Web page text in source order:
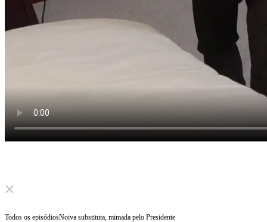
Click to unmute
Todos os episódiosNoiva substituta, mimada pelo Presidente